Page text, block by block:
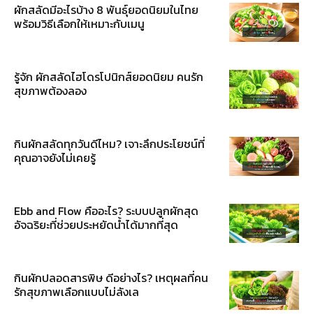
ผักสลัดมีอะไรบ้าง 8 พันธุ์ยอดนิยมในไทย
พร้อมวิธีเลือกให้เหมาะกับเมนู
รู้จัก ผักสลัดไฮโดรโปนิกส์ยอดนิยม คนรัก
สุขภาพต้องลอง
กินผักสลัดทุกวันดีไหม? เจาะลึกประโยชน์ที่
คุณอาจยังไม่เคยรู้
Ebb and Flow คืออะไร? ระบบปลูกผักสุด
อัจฉริยะที่ช่วยประหยัดน้ำได้มากที่สุด
กินผักปลอดสารพิษ ดีอย่างไร? เหตุผลที่คน
รักสุขภาพเลือกแบบไม่ลังเล